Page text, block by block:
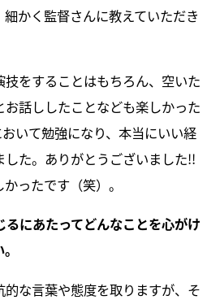
かく監督さんに教えていただき
をすることはもちろん、空いた
話ししたことなども楽しかった
いて勉強になり、本当にいい経
た。ありがとうございました!!
ったです（笑）。
にあたってどんなことを心がけ
な言葉や態度を取りますが、そ